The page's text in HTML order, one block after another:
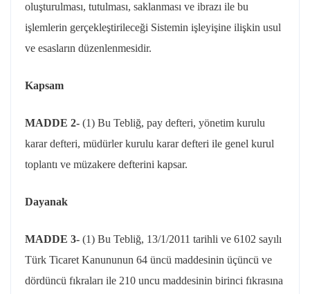
oluşturulması, tutulması, saklanması ve ibrazı ile bu
işlemlerin gerçekleştirileceği Sistemin işleyişine ilişkin usul
ve esasların düzenlenmesidir.
Kapsam
MADDE 2- (1) Bu Tebliğ, pay defteri, yönetim kurulu
karar defteri, müdürler kurulu karar defteri ile genel kurul
toplantı ve müzakere defterini kapsar.
Dayanak
MADDE 3- (1) Bu Tebliğ, 13/1/2011 tarihli ve 6102 sayılı
Türk Ticaret Kanununun 64 üncü maddesinin üçüncü ve
dördüncü fıkraları ile 210 uncu maddesinin birinci fıkrasına